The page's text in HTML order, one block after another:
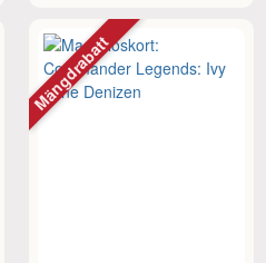
Mängdrabatt